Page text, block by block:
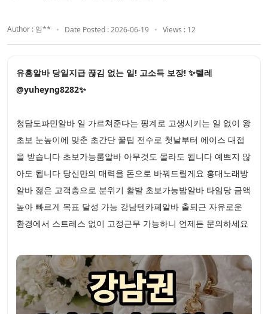
Author : 임** Date Posted : 2026-06-19 Views : 12
유흥알바 당일지급 끊김 없는 일! 고소득 보장! ✨텔레
@yuheyng8282✨
청담도파민알바 일 가르쳐준다는 핑계로 고생시키는 일 없이 왕
초보 눈높이에 맞춘 초간단 꿀팁 전수로 첫날부터 에이스 대접
을 받습니다 초보가능룸알바 아무것도 몰라도 됩니다 예쁘지 않
아도 됩니다 당신만의 매력을 돈으로 바꿔드릴게요 홍대노래방
알바 젊은 고객층으로 분위기 활발 초보가능밤알바 타임당 금액
높아 빠르게 목표 달성 가능 강남텐카페알바 출퇴근 자유로운
환경에서 스트레스 없이 고정근무 가능하니 언제든 문의하세요